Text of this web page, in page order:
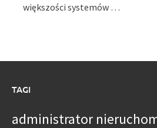
większości systemów …
TAGI
administrator